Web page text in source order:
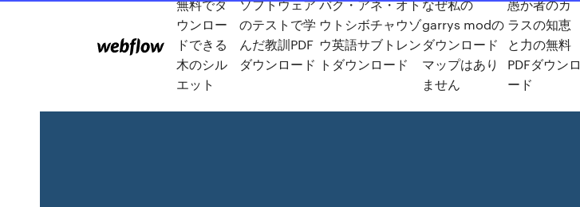
無料でダ
ウンロー
ドできる
木のシル
エット
ソフトウェア
のテストで学
んだ教訓PDF
ダウンロード
バク・アネ・オト
ウトシボチャウゾ
ウ英語サブトレン
トダウンロード
なぜ私の
garrys modの
ダウンロード
マップはあり
ません
愚か者のカ
ラスの知恵
と力の無料
PDFダウンロ
ード